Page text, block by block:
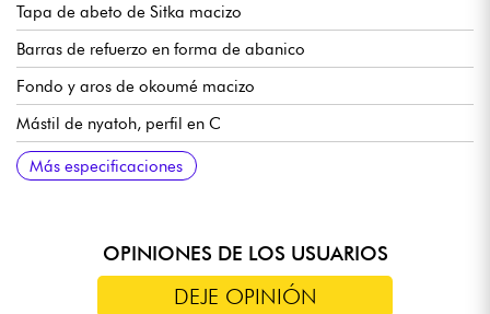
Tapa de abeto de Sitka macizo
Barras de refuerzo en forma de abanico
Fondo y aros de okoumé macizo
Mástil de nyatoh, perfil en C
Diapasón de palisandro, 22 trastes
Longitud de la escala: 648 mm/25,5"
Radio: 15,75" - 400 mm
Ancho del mástil en la cejuela: 46 mm
Ancho del mástil en el traste 14: 58 mm
Grosor del mástil en el primer traste: 21 mm
Grosor del mástil en el séptimo traste: 22 mm
Puente de palisandro
Pastilla Fishman® S-Core
Preamplificador Ibanez AEQ210TF con afinador integrado
Clavijas de afinación Ibanez Gold Classical
Longitud del cuerpo: 17,1/2"
Anchura del cuerpo: 13,15/16"
Grosor del cuerpo: 1,15/16" - 4,83 cm
Más especificaciones
OPINIONES DE LOS USUARIOS
DEJE OPINIÓN